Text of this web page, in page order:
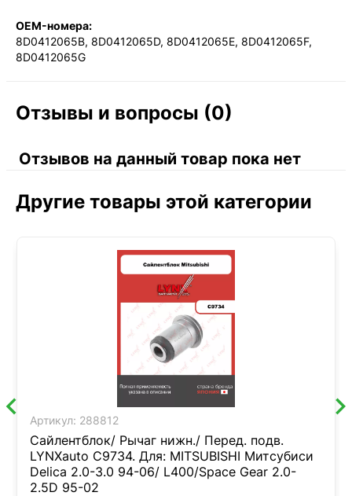
OEM-номера:
8D0412065B, 8D0412065D, 8D0412065E, 8D0412065F,
8D0412065G
Отзывы и вопросы (0)
Отзывов на данный товар пока нет
Другие товары этой категории
Артикул: 288812
Сайлентблок/ Рычаг нижн./ Перед. подв.
LYNXauto C9734. Для: MITSUBISHI Митсубиси
Delica 2.0-3.0 94-06/ L400/Space Gear 2.0-
2.5D 95-02